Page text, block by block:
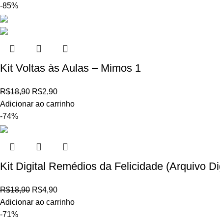
-85%
Kit Voltas às Aulas – Mimos 1
R$18,90 R$2,90
Adicionar ao carrinho
-74%
Kit Digital Remédios da Felicidade (Arquivo
R$18,90 R$4,90
Adicionar ao carrinho
-71%